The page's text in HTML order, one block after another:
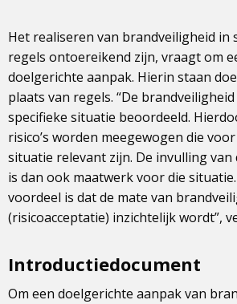
Het realiseren van brandveiligheid in
regels ontoereikend zijn, vraagt om
doelgerichte aanpak. Hierin staan
plaats van regels. “De
specifieke situatie beoordeeld.
risico’s worden meegewogen die
situatie relevant zijn. De invulling van
is dan ook maatwerk voor die
voordeel is dat de mate van
(risicoacceptatie) inzichtelijk wordt”,
Introductiedocument
Om een doelgerichte aanpak van